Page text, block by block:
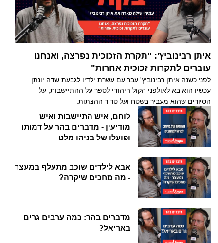
איתן רבינוביץ': "תקרת הזכוכית נפרצה, ואנחנו
עוברים לתקרות זכוכית אחרות"
לפני כשנה איתן רבינוביץ' עבר עם עשרת ילדיו לגבעת שדה יונתן.
עכשיו הוא בא לאולפני הקול היהודי לספר על ההתיישבות, על
הסיורים שהוא מעביר בשטח ועל טרור ההצתות.
לוחם, איש התיישבות ואיש
מודיעין - מדברים בהר על דמותו
ופועלו של בניהו מלט
אבא לילדים שוכב מתעלף במעצר
- מה מחכים שיקרה?
מדברים בהר: כמה ערבים גרים
באריאל?